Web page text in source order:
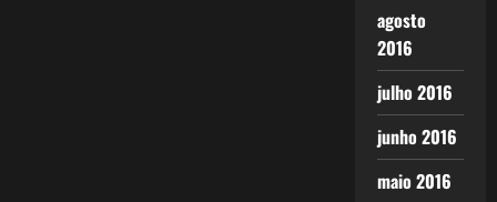
agosto
2016
julho 2016
junho 2016
maio 2016